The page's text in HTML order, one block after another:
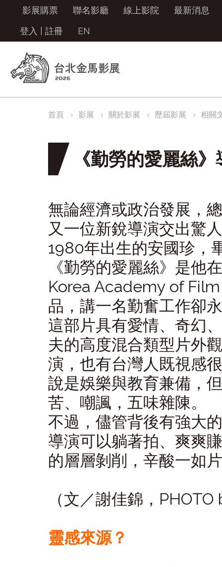
影展購票 聯名影廳 線上影院
最新消息
登入
註冊 EN
首頁 影展 關於影展 歷屆影展 相關
《勤勞的愛麗絲
無論經濟或政治發展，
又一位新銳導演交出驚
1980年出生的安國珍，
《勤勞的愛麗絲》是他
Korea Academy of
品，講一名勤奮工作卻
這部片具有愛情、奇幻
夫的高度混合類型片外
演，也有台灣人既視感
說是娛樂與教育兼備，
苦、嘲諷，五味雜陳。
不過，儘管背後有強大
導演可以躺著拍、爽爽
的層層剝削，辛酸一如
（文／謝佳錦，
靈感來源？